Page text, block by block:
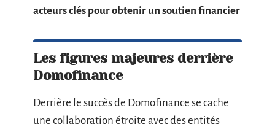
acteurs clés pour obtenir un soutien financier
Les figures majeures derrière
Domofinance
Derrière le succès de Domofinance se cache
une collaboration étroite avec des entités